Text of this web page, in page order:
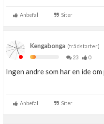
Anbefal Siter
Kengabonga (trådstarter)
23
0
Ingen andre som har en ide
Anbefal Siter